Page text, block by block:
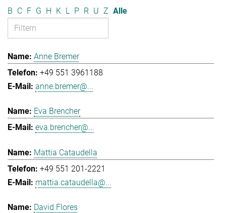
B C F G H K L P R U Z Alle
Anne Bremer
+49 551 3961188
anne.bremer@...
Eva Brencher
eva.brencher@...
Mattia Cataudella
+49 551 201-2221
mattia.cataudella@...
David Flores